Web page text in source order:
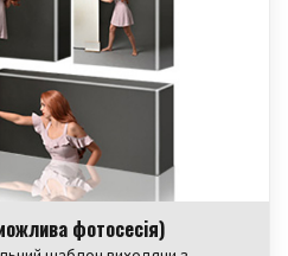
фотосесія)